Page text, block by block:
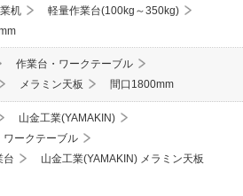
机
軽量作業台(100kg～350kg)
作業台・ワークテーブル
メラミン天板 間口1800mm
山金工業(YAMAKIN)
ワークテーブル
台
山金工業(YAMAKIN) メラミン天板